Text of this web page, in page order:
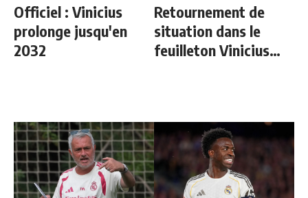
Officiel : Vinicius
prolonge jusqu'en
2032
Retournement de
situation dans le
feuilleton Vinicius